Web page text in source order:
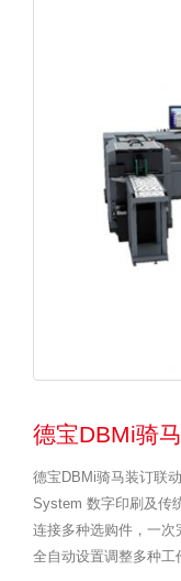
德宝DBMi骑
德宝DBMi骑马装订联
System 数字印刷及传
连接多种选购件，一次
全自动设置调整多种